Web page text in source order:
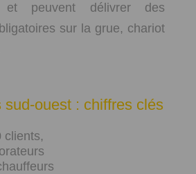
et peuvent délivrer des
sur la grue, chariot
sud-ouest : chiffres clés
clients,